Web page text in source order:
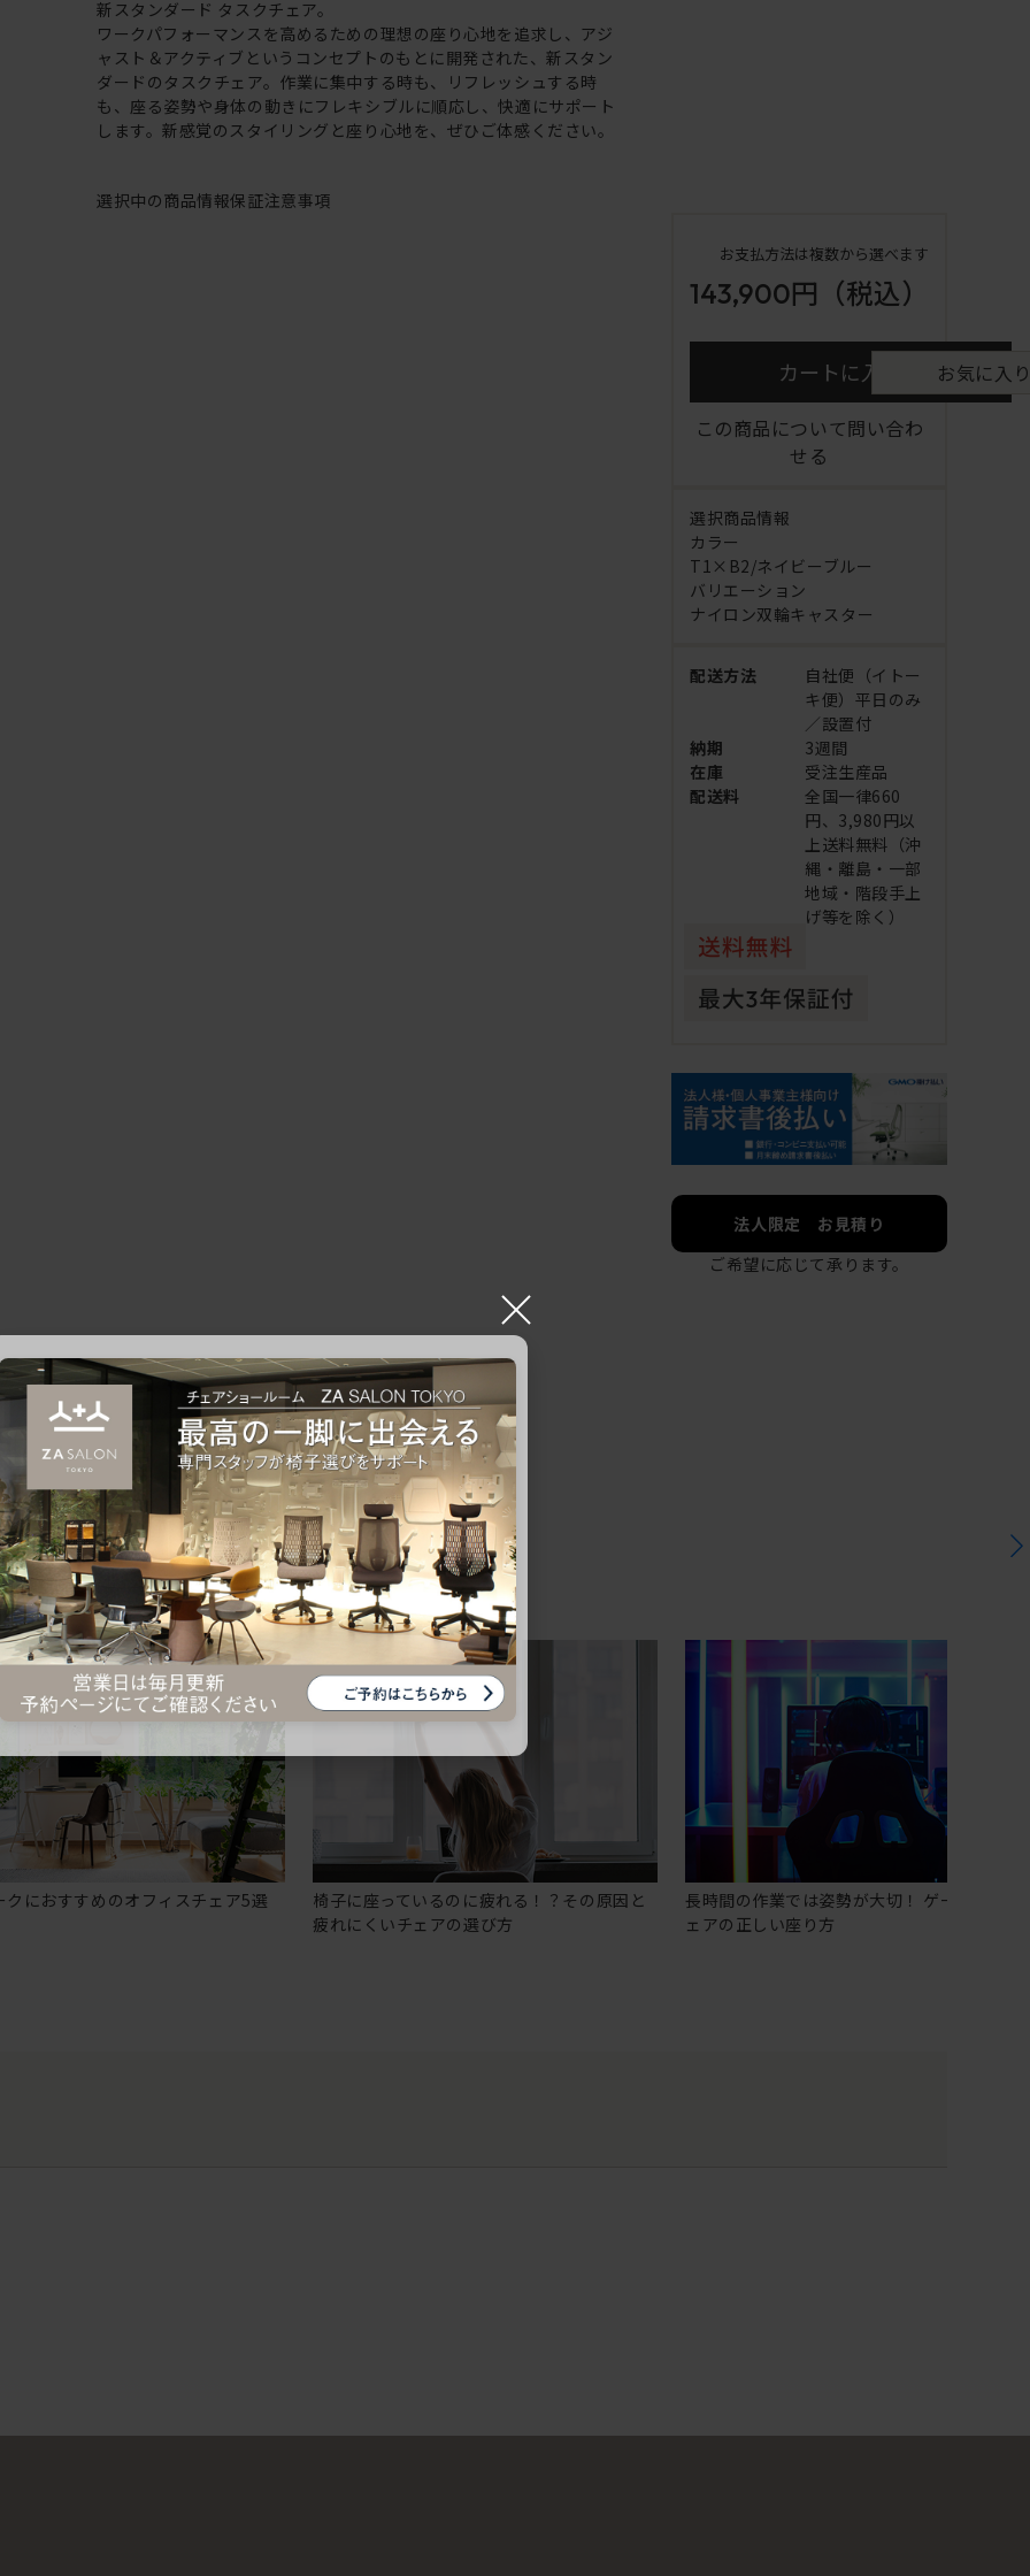
新スタンダード タスクチェア。
ワークパフォーマンスを高めるための理想の座り心地を追求し、アジ
ャスト＆アクティブというコンセプトのもとに開発された、新スタン
ダードのタスクチェア。作業に集中する時も、リフレッシュする時
も、座る姿勢や身体の動きにフレキシブルに順応し、快適にサポート
します。新感覚のスタイリングと座り心地を、ぜひご体感ください。
選択中の商品情報保証注意事項
お支払方法は複数から選べます
143,900円 （税込）
カートに入れる お気に入
この商品について問い合わ
せる
選択商品情報
カラー
T1×B2/ネイビーブルー
バリエーション
ナイロン双輪キャスター
配送方法
自社便（イトー
キ便）平日のみ
／設置付
納期
3週間
在庫
受注生産品
配送料
全国一律660
円、3,980円以
上送料無料（沖
縄・離島・一部
地域・階段手上
げ等を除く）
法人限定 お見積り
ご希望に応じて承ります。
クにおすすめのオフィスチェア5選
椅子に座っているのに疲れる！？その原因と
疲れにくいチェアの選び方
長時間の作業では姿勢が大切！ ゲーミングチ
ェアの正しい座り方
×